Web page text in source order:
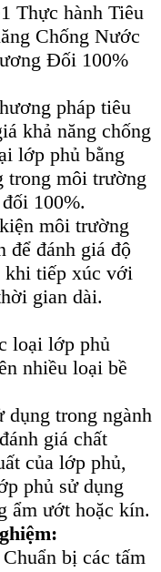
Thực hành Tiêu
Chống Nước
Đối 100%
pháp tiêu
khả năng chống
lớp phủ bằng
trong môi trường
100%.
môi trường
để đánh giá độ
khi tiếp xúc với
gian dài.
loại lớp phủ
nhiều loại bề
dụng trong ngành
giá chất
của lớp phủ,
phủ sử dụng
ẩm ướt hoặc kín.
Chuẩn bị các tấm